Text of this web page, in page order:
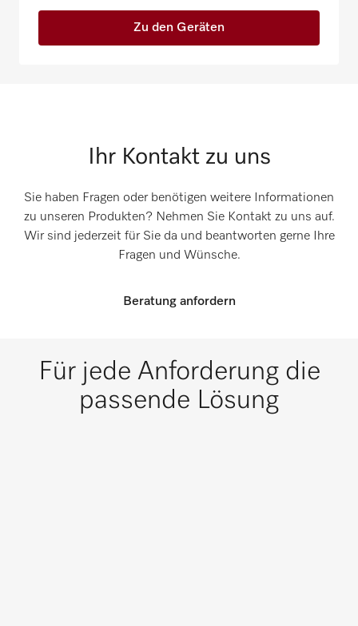
Zu den Geräten
Ihr Kontakt zu uns
Sie haben Fragen oder benötigen weitere Informationen
zu unseren Produkten? Nehmen Sie Kontakt zu uns auf.
Wir sind jederzeit für Sie da und beantworten gerne Ihre
Fragen und Wünsche.
Beratung anfordern
Für jede Anforderung die
passende Lösung